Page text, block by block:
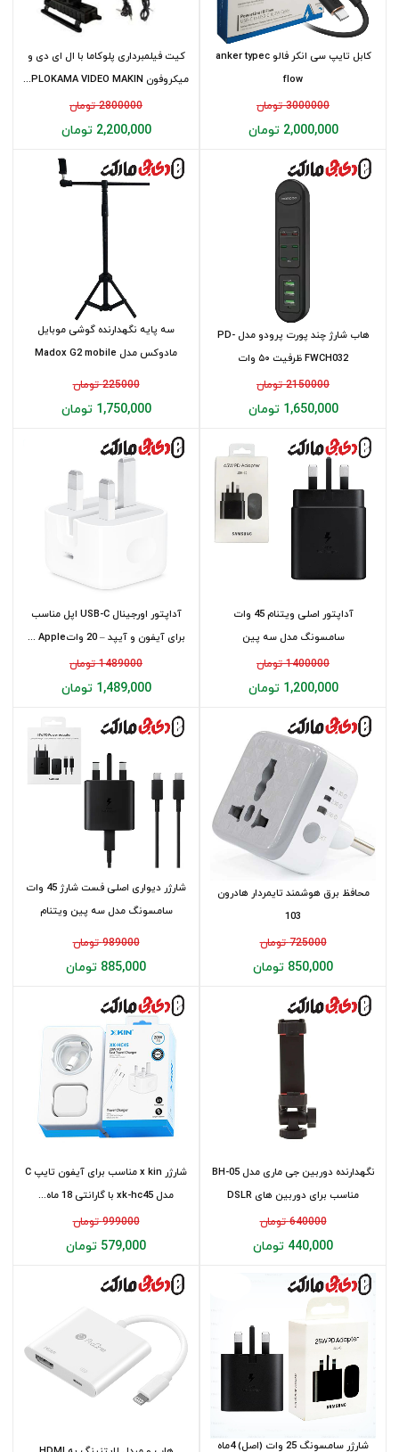
کیت فیلمبرداری پلوکاما با ال ای دی و
میکروفون PLOKAMA VIDEO MAKIN...
2800000 تومان
2,200,000 تومان
کابل تایپ سی انکر فالو anker typec
flow
3000000 تومان
2,000,000 تومان
سه پایه نگهدارنده گوشی موبایل
مادوکس مدل Madox G2 mobile
225000 تومان
1,750,000 تومان
هاب شارژ چند پورت پرودو مدل PD-
FWCH032 ظرفیت ۵۰ وات
2150000 تومان
1,650,000 تومان
آداپتور اورجینال USB-C اپل مناسب
برای آیفون و آیپد – 20 واتApple ...
1489000 تومان
1,489,000 تومان
آداپتور اصلی ویتنام 45 وات
سامسونگ مدل سه پین
1400000 تومان
1,200,000 تومان
شارژر دیواری اصلی فست شارژ 45 وات
سامسونگ مدل سه پین ویتنام
989000 تومان
885,000 تومان
محافظ برق هوشمند تایمردار هادرون
103
725000 تومان
850,000 تومان
شارژر x kin مناسب برای آیفون تایپ C
مدل xk-hc45 با گارانتی 18 ماه...
999000 تومان
579,000 تومان
نگهدارنده دوربین جی ماری مدل BH-05
مناسب برای دوربین های DSLR
640000 تومان
440,000 تومان
شارژر سامسونگ 25 وات (اصل) 4ماه